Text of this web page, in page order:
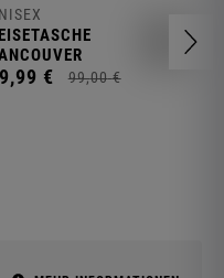
99 € 99,00 €